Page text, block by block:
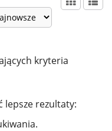
kryteria
lepsze rezultaty: